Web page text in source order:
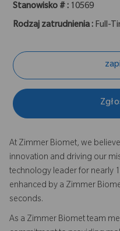
Stanowisko # : 10569
Rodzaj zatrudnienia : Full-
At Zimmer Biomet, we
innovation and driving our
technology leader for nearly
enhanced by a Zimmer
seconds.
As a Zimmer Biomet team